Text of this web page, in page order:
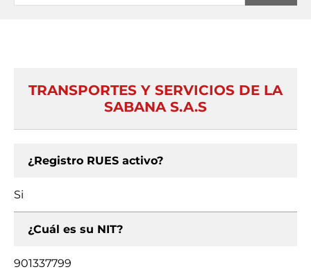
TRANSPORTES Y SERVICIOS DE LA
SABANA S.A.S
¿Registro RUES activo?
Si
¿Cuál es su NIT?
901337799